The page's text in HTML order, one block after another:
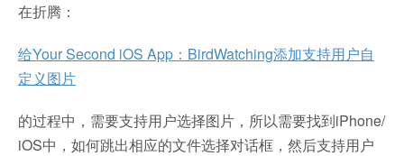
在折腾：
给Your Second iOS App：BirdWatching添加支持用户自
定义图片
的过程中，需要支持用户选择图片，所以需要找到iPhone/
iOS中，如何跳出相应的文件选择对话框，然后支持用户